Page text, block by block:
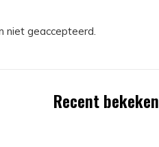
niet geaccepteerd.
Recent bekeken